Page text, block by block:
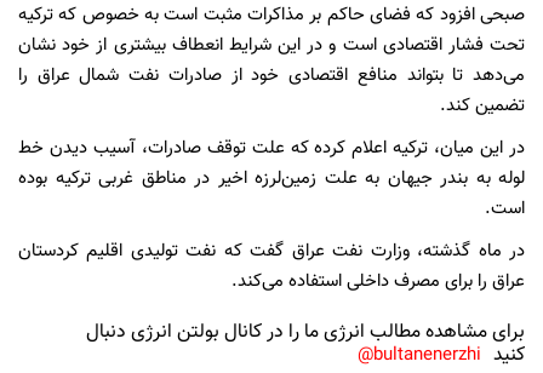
صبحی افزود که فضای حاکم بر مذاکرات مثبت است به خصوص که ترکیه
تحت فشار اقتصادی است و در این شرایط انعطاف بیشتری از خود نشان
می‌دهد تا بتواند منافع اقتصادی خود از صادرات نفت شمال عراق را
تضمین کند.
در این میان، ترکیه اعلام کرده که علت توقف صادرات، آسیب دیدن خط
لوله به بندر جیهان به علت زمین‌لرزه اخیر در مناطق غربی ترکیه بوده
است.
در ماه گذشته، وزارت نفت عراق گفت که نفت تولیدی اقلیم کردستان
عراق را برای مصرف داخلی استفاده می‌کند.
برای مشاهده مطالب انرژی ما را در کانال بولتن انرژی دنبال
کنید bultanenerzhi@